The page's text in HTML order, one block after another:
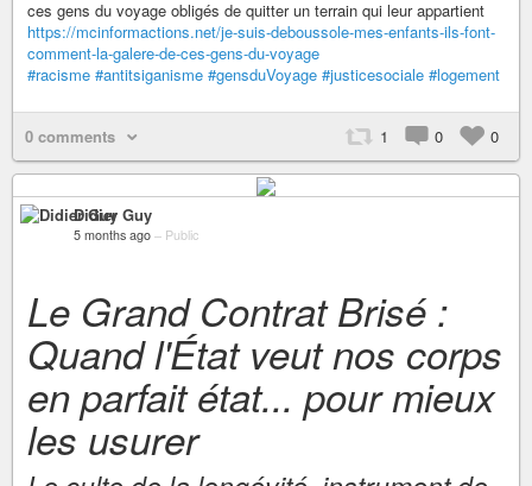
ces gens du voyage obligés de quitter un terrain qui leur appartient
https://mcinformactions.net/je-suis-deboussole-mes-enfants-ils-font-
comment-la-galere-de-ces-gens-du-voyage
#racisme #antitsiganisme #gensduVoyage #justicesociale #logement
0 comments 1 0 0
Didier Guy
5 months ago – Public
Le Grand Contrat Brisé :
Quand l'État veut nos corps
en parfait état... pour mieux
les usurer